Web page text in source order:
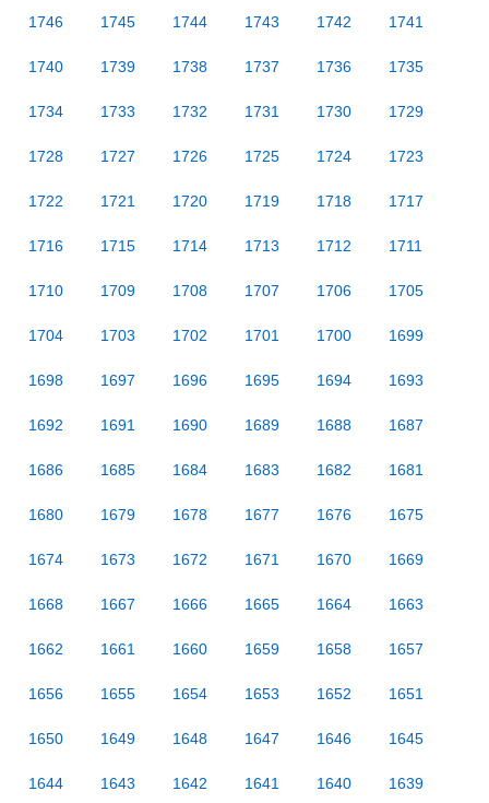
1746 1745 1744 1743 1742 1741
1740 1739 1738 1737 1736 1735
1734 1733 1732 1731 1730 1729
1728 1727 1726 1725 1724 1723
1722 1721 1720 1719 1718 1717
1716 1715 1714 1713 1712 1711
1710 1709 1708 1707 1706 1705
1704 1703 1702 1701 1700 1699
1698 1697 1696 1695 1694 1693
1692 1691 1690 1689 1688 1687
1686 1685 1684 1683 1682 1681
1680 1679 1678 1677 1676 1675
1674 1673 1672 1671 1670 1669
1668 1667 1666 1665 1664 1663
1662 1661 1660 1659 1658 1657
1656 1655 1654 1653 1652 1651
1650 1649 1648 1647 1646 1645
1644 1643 1642 1641 1640 1639